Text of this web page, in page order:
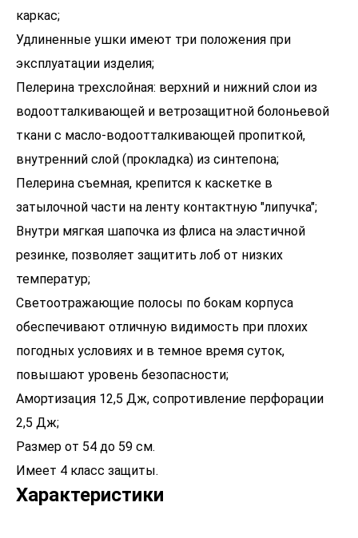
каркас;
Удлиненные ушки имеют три положения при
эксплуатации изделия;
Пелерина трехслойная: верхний и нижний слои из
водоотталкивающей и ветрозащитной болоньевой
ткани с масло-водоотталкивающей пропиткой,
внутренний слой (прокладка) из синтепона;
Пелерина съемная, крепится к каскетке в
затылочной части на ленту контактную "липучка";
Внутри мягкая шапочка из флиса на эластичной
резинке, позволяет защитить лоб от низких
температур;
Светоотражающие полосы по бокам корпуса
обеспечивают отличную видимость при плохих
погодных условиях и в темное время суток,
повышают уровень безопасности;
Амортизация 12,5 Дж, сопротивление перфорации
2,5 Дж;
Размер от 54 до 59 см.
Имеет 4 класс защиты.
Характеристики